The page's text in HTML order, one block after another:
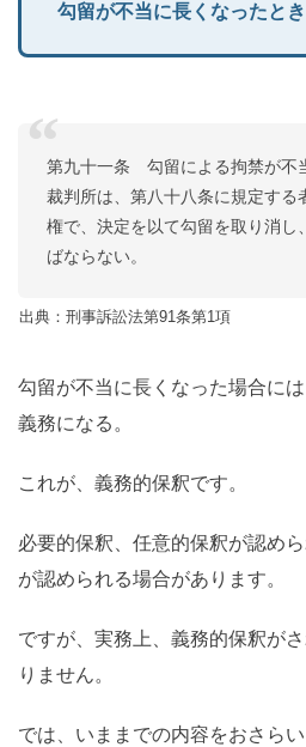
勾留が不当に長くなったと
第九十一条 勾留による拘禁が不
裁判所は、第八十八条に規定する
権で、決定を以て勾留を取り消し
ばならない。
出典：刑事訴訟法第91条第1項
勾留が不当に長くなった場合に
義務になる。
これが、義務的保釈です。
必要的保釈、任意的保釈が認め
が認められる場合があります。
ですが、実務上、義務的保釈が
りません。
では、いままでの内容をおさらい